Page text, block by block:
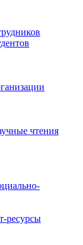
чтения
ресурсы